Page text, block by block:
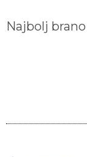
Najbolj brano